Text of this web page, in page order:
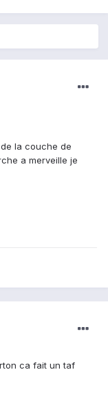
la couche de
a merveille je
ca fait un taf